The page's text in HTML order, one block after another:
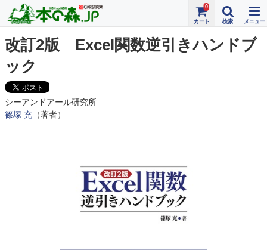
0
改訂2版 Excel関数逆引きハンドブ
ック
シーアンドアール研究所
篠塚 充 （著者）